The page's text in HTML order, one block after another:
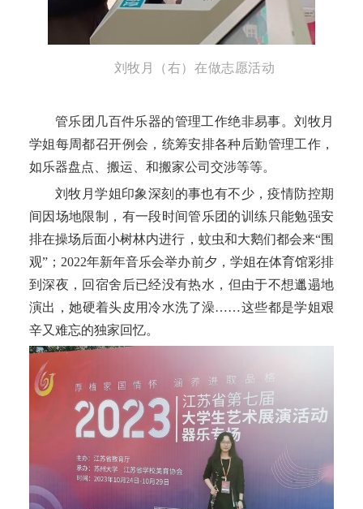
刘牧月（右）在做志愿活动
管乐团几百件乐器的管理工作绝非易事。刘牧月
学姐每周都召开例会 ，统筹安排各种后勤管理工作，
如乐器盘点 搬运 、和搬家公司 交涉等等。
刘牧月学姐印象深刻的事也有不少，疫情防控期
间因场地限制
， 有一段时间管乐团 的训练 只能勉强安
排在操场后面小树林内进行 ，蚊虫和大鹅们都会来“围
观”；2022年新年音乐会举办前夕 ， 学姐在体育馆彩排
到深夜 ， 回 宿舍 后已经没有热水，但由于不想邋遢地
演出，她硬着头皮用冷水洗了澡……这些都是学姐艰
辛又难忘的独家回忆。